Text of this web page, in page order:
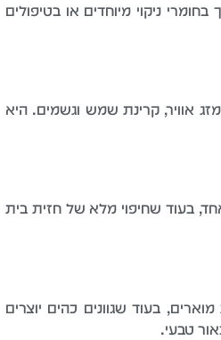
ניקוי מיוחדים או בטיפולים
אוויר, קרינת שמש וגשמים. היא
בעוד שחיפוי מלא של חזית בית
בעוד שגוונים כהים יוצרים
טבעי.